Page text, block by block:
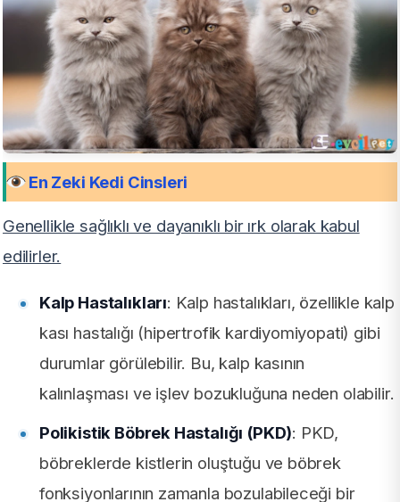
En Zeki Kedi Cinsleri
Genellikle sağlıklı ve dayanıklı bir ırk olarak kabul
edilirler.
Kalp Hastalıkları: Kalp hastalıkları, özellikle kalp
kası hastalığı (hipertrofik kardiyomiyopati) gibi
durumlar görülebilir. Bu, kalp kasının
kalınlaşması ve işlev bozukluğuna neden olabilir.
Polikistik Böbrek Hastalığı (PKD): PKD,
böbreklerde kistlerin oluştuğu ve böbrek
fonksiyonlarının zamanla bozulabileceği bir